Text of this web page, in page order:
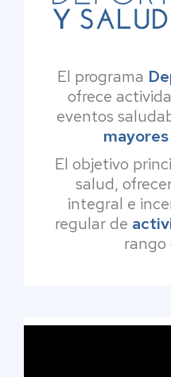
El programa
ofrece
eventos
mayores
El objetivo
salud,
integral e
regular de
rango